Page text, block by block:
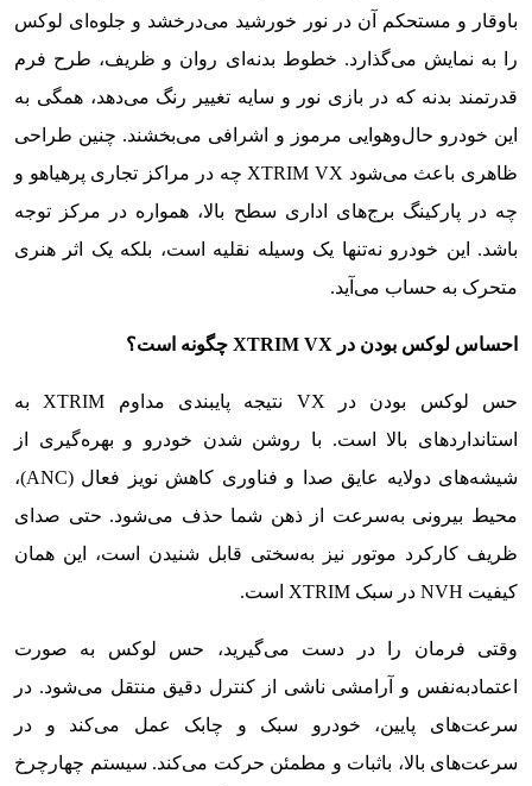
باوقار و مستحکم آن در نور خورشید می‌درخشد و جلوه‌ای لوکس
را به نمایش می‌گذارد. خطوط بدنه‌ای روان و ظریف، طرح فرم
قدرتمند بدنه که در بازی نور و سایه تغییر رنگ می‌دهد، همگی به
این خودرو حال‌وهوایی مرموز و اشرافی می‌بخشند. چنین طراحی
ظاهری باعث می‌شود XTRIM VX چه در مراکز تجاری پرهیاهو و
چه در پارکینگ برج‌های اداری سطح بالا، همواره در مرکز توجه
باشد. این خودرو نه‌تنها یک وسیله نقلیه است، بلکه یک اثر هنری
متحرک به حساب می‌آید.
احساس لوکس بودن در XTRIM VX چگونه است؟
حس لوکس بودن در VX نتیجه پایبندی مداوم XTRIM به
استانداردهای بالا است. با روشن شدن خودرو و بهره‌گیری از
شیشه‌های دولایه عایق صدا و فناوری کاهش نویز فعال (ANC)،
محیط بیرونی به‌سرعت از ذهن شما حذف می‌شود. حتی صدای
ظریف کارکرد موتور نیز به‌سختی قابل شنیدن است، این همان
کیفیت NVH در سبک XTRIM است.
وقتی فرمان را در دست می‌گیرید، حس لوکس به صورت
اعتمادبه‌نفس و آرامشی ناشی از کنترل دقیق منتقل می‌شود. در
سرعت‌های پایین، خودرو سبک و چابک عمل می‌کند و در
سرعت‌های بالا، باثبات و مطمئن حرکت می‌کند. سیستم چهارچرخ